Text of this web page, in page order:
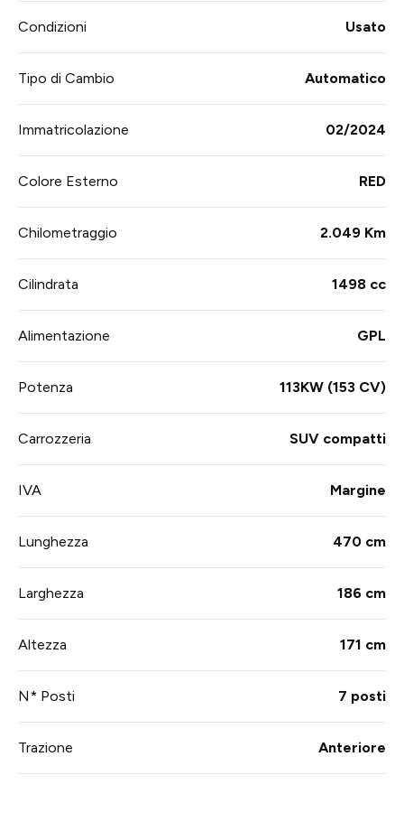
Condizioni Usato
Tipo di Cambio Automatico
Immatricolazione 02/2024
Colore Esterno RED
Chilometraggio 2.049 Km
Cilindrata 1498 cc
Alimentazione GPL
Potenza 113KW (153 CV)
Carrozzeria SUV compatti
IVA Margine
Lunghezza 470 cm
Larghezza 186 cm
Altezza 171 cm
N* Posti 7 posti
Trazione Anteriore